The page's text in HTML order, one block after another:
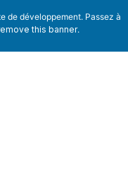
de développement. Passez à
this banner.